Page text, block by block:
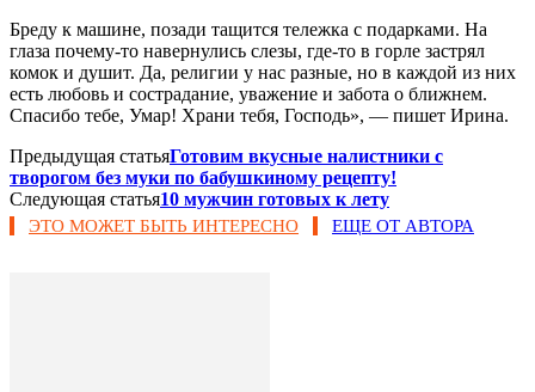
Бреду к машине, позади тащится тележка с подарками. На
глаза почему-то навернулись слезы, где-то в горле застрял
комок и душит. Да, религии у нас разные, но в каждой из них
есть любовь и сострадание, уважение и забота о ближнем.
Спасибо тебе, Умар! Храни тебя, Господь», — пишет Ирина.
Предыдущая статьяГотовим вкусные налистники с
творогом без муки по бабушкиному рецепту!
Следующая статья10 мужчин готовых к лету
ЭТО МОЖЕТ БЫТЬ ИНТЕРЕСНО ЕЩЕ ОТ АВТОРА